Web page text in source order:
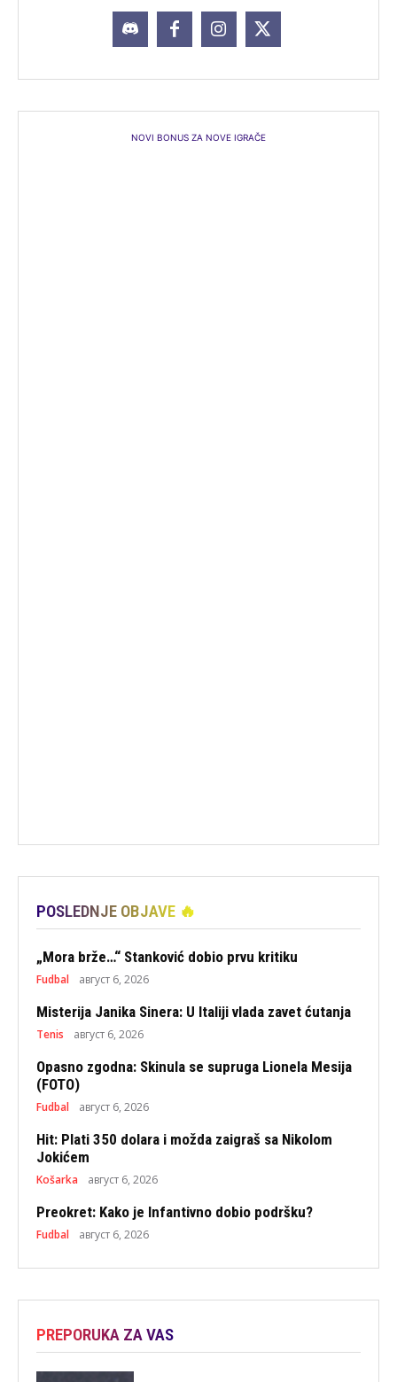
NOVI BONUS ZA NOVE IGRAČE
POSLEDNJE OBJAVE 🔥
„Mora brže…“ Stanković dobio prvu kritiku
Fudbal август 6, 2026
Misterija Janika Sinera: U Italiji vlada zavet ćutanja
Tenis август 6, 2026
Opasno zgodna: Skinula se supruga Lionela Mesija
(FOTO)
Fudbal август 6, 2026
Hit: Plati 350 dolara i možda zaigraš sa Nikolom
Jokićem
Košarka август 6, 2026
Preokret: Kako je Infantivno dobio podršku?
Fudbal август 6, 2026
PREPORUKA ZA VAS